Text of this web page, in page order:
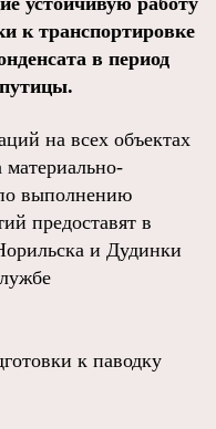
к транспортировке
в период
на всех объектах
материально-
выполнению
предоставят в
и Дудинки
к паводку